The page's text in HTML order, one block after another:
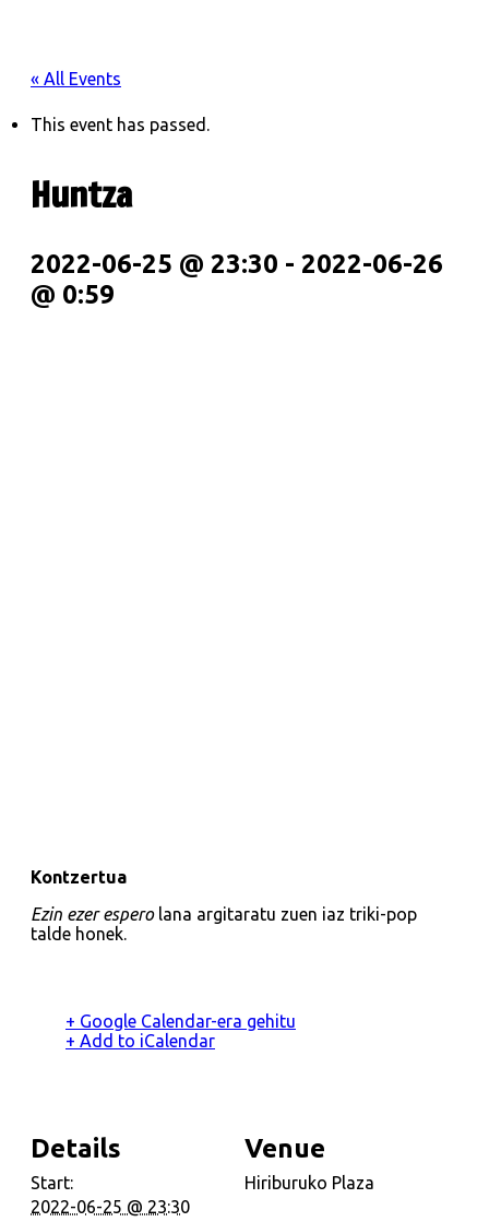
« All Events
This event has passed.
Huntza
2022-06-25 @ 23:30 - 2022-06-26
@ 0:59
Kontzertua
Ezin ezer esperolana argitaratu zuen iaz triki-pop
talde honek.
+ Google Calendar-era gehitu
+ Add to iCalendar
Details
Start:
2022-06-25 @ 23:30
Venue
Hiriburuko Plaza